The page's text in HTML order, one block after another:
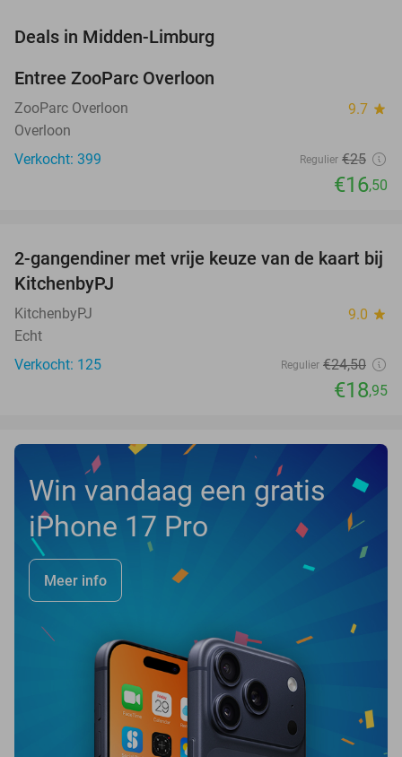
Deals in Midden-Limburg
TODAY
Entree ZooParc Overloon
ZooParc Overloon 9.7 star
Overloon
Verkocht: 399
Regulier €25
€16,50
23%
2-gangendiner met vrije keuze van de kaart bij
KitchenbyPJ
KitchenbyPJ 9.0 star
Echt
Verkocht: 125
Regulier €24,50
€18,95
Win vandaag een gratis
iPhone 17 Pro
Meer info